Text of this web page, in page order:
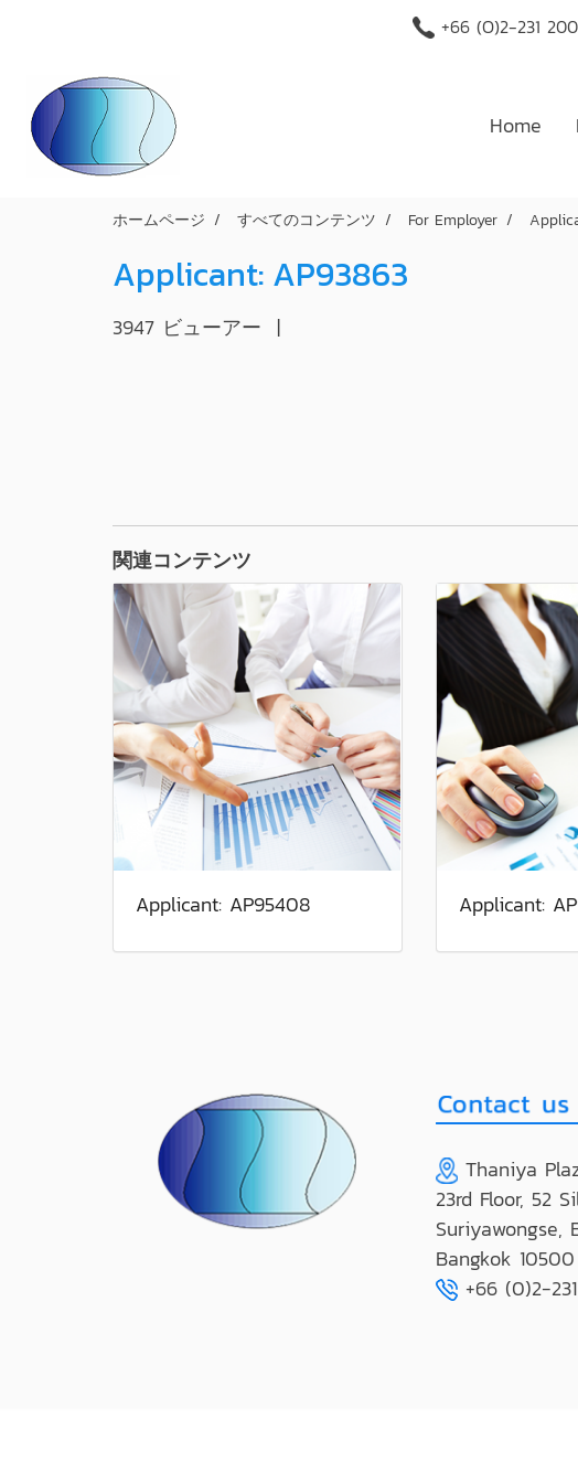
+66 (O)2-231
Home
ホームページ すべてのコンテンツ For Employer
Applicant: AP93863
3947 ビューアー |
関連コンテンツ
Applicant: AP95408 Applicant:
Thaniya
23rd Floor, 52
Suriyawongse,
Bangkok 10500
+66 (0)2-